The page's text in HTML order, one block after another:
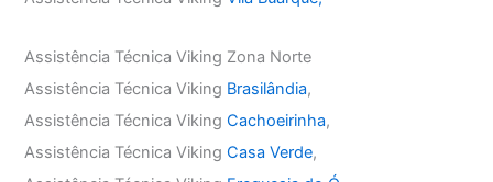
Assistência Técnica Viking Zona Norte
Assistência Técnica Viking Brasilândia,
Assistência Técnica VikingCachoeirinha,
Assistência Técnica VikingCasa Verde,